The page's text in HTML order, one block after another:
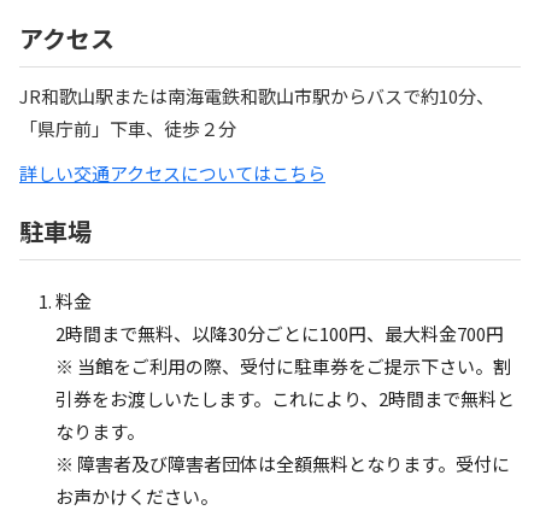
アクセス
JR和歌山駅または南海電鉄和歌山市駅からバスで約10分、
「県庁前」下車、徒歩２分
詳しい交通アクセスについてはこちら
駐車場
料金
2時間まで無料、以降30分ごとに100円、最大料金700円
※ 当館をご利用の際、受付に駐車券をご提示下さい。割
引券をお渡しいたします。これにより、2時間まで無料と
なります。
※ 障害者及び障害者団体は全額無料となります。受付に
お声かけください。